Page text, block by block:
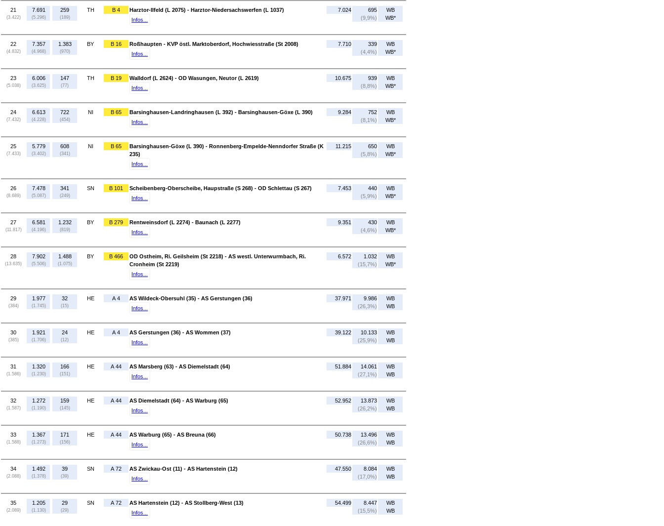
21
(3.422)
7.691
(5.296)
259
(189)
TH B 4
Harztor-Ilfeld (L 2075) - Harztor-Niedersachswerfen (L 1037)
Infos...
7.024
695
(9,9%)
WB
WB*
22
(4.832)
7.357
(4.968)
1.383
(970)
BY B 16
Roßhaupten - KVP östl. Marktoberdorf, Hochwiesstraße (St 2008)
Infos...
7.710
339
(4,4%)
WB
WB*
23
(5.038)
6.006
(3.625)
147
(77)
TH B 19
Walldorf (L 2624) - OD Wasungen, Neutor (L 2619)
Infos...
10.675
939
(8,8%)
WB
WB*
24
(7.432)
6.613
(4.228)
722
(454)
NI B 65
Barsinghausen-Landringhausen (L 392) - Barsinghausen-Göxe (L 390)
Infos...
9.284
752
(8,1%)
WB
WB*
25
(7.433)
5.779
(3.402)
608
(341)
NI B 65
Barsinghausen-Göxe (L 390) - Ronnenberg-Empelde-Nenndorfer Straße (K
235)
Infos...
11.215
650
(5,8%)
WB
WB*
26
(8.689)
7.478
(5.087)
341
(249)
SN B 101
Scheibenberg-Oberscheibe, Haupstraße (S 268) - OD Schlettau (S 267)
Infos...
7.453
440
(5,9%)
WB
WB*
27
(11.817)
6.581
(4.196)
1.232
(819)
BY B 279
Rentweinsdorf (L 2274) - Baunach (L 2277)
Infos...
9.351
430
(4,6%)
WB
WB*
28
(13.635)
7.902
(5.506)
1.488
(1.075)
BY B 466
OD Ostheim, Ri. Geilsheim (St 2218) - AS westl. Unterwurmbach, Ri.
Cronheim (St 2219)
Infos...
6.572
1.032
(15,7%)
WB
WB*
29
(384)
1.977
(1.745)
32
(15)
HE A 4
AS Wildeck-Obersuhl (35) - AS Gerstungen (36)
Infos...
37.971
9.986
(26,3%)
WB
WB
30
(385)
1.921
(1.706)
24
(12)
HE A 4
AS Gerstungen (36) - AS Wommen (37)
Infos...
39.122
10.133
(25,9%)
WB
WB
31
(1.586)
1.320
(1.230)
166
(151)
HE A 44
AS Marsberg (63) - AS Diemelstadt (64)
Infos...
51.884
14.061
(27,1%)
WB
WB
32
(1.587)
1.272
(1.190)
159
(145)
HE A 44
AS Diemelstadt (64) - AS Warburg (65)
Infos...
52.952
13.873
(26,2%)
WB
WB
33
(1.588)
1.367
(1.273)
171
(156)
HE A 44
AS Warburg (65) - AS Breuna (66)
Infos...
50.738
13.496
(26,6%)
WB
WB
34
(2.088)
1.492
(1.378)
39
(39)
SN A 72
AS Zwickau-Ost (11) - AS Hartenstein (12)
Infos...
47.550
8.084
(17,0%)
WB
WB
35
(2.089)
1.205
(1.130)
29
(29)
SN A 72
AS Hartenstein (12) - AS Stollberg-West (13)
Infos...
54.499
8.447
(15,5%)
WB
WB